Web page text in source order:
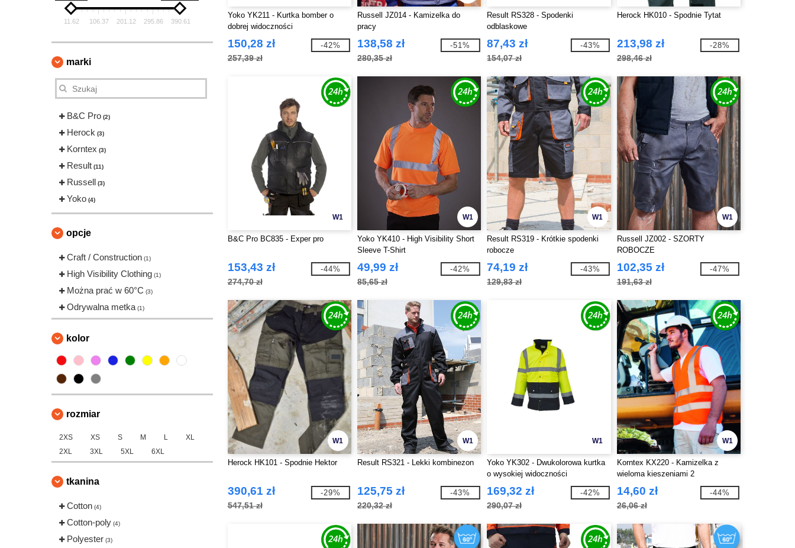
11.62 106.37 201.12 295.86 390.61
marki
B&C Pro (2)
Herock (3)
Korntex (3)
Result (11)
Russell (3)
Yoko (4)
opcje
Craft / Construction (1)
High Visibility Clothing (1)
Można prać w 60°C (3)
Odrywalna metka (1)
kolor
rozmiar
2XS XS S M L
XL
2XL
3XL 5XL 6XL
tkanina
Cotton (4)
Cotton-poly (4)
Polyester (3)
Yoko YK211 - Kurtka bomber o
dobrej widoczności
150,28 zł
257,39 zł
-42%
Russell JZ014 - Kamizelka do
pracy
138,58 zł
280,35 zł
-51%
Result RS328 - Spodenki
odblaskowe
87,43 zł
154,07 zł
-43%
Herock HK010 - Spodnie Tytat
213,98 zł
298,46 zł
-28%
W1
B&C Pro BC835 - Exper pro
153,43 zł
274,70 zł
-44%
W1
Yoko YK410 - High Visibility Short
Sleeve T-Shirt
49,99 zł
85,65 zł
-42%
W1
Result RS319 - Krótkie spodenki
robocze
74,19 zł
129,83 zł
-43%
W1
Russell JZ002 - SZORTY
ROBOCZE
102,35 zł
191,63 zł
-47%
W1
Herock HK101 - Spodnie Hektor
390,61 zł
547,51 zł
-29%
W1
Result RS321 - Lekki kombinezon
125,75 zł
220,32 zł
-43%
W1
Yoko YK302 - Dwukolorowa kurtka
o wysokiej widoczności
169,32 zł
290,07 zł
-42%
W1
Korntex KX220 - Kamizelka z
wieloma kieszeniami 2
14,60 zł
26,06 zł
-44%